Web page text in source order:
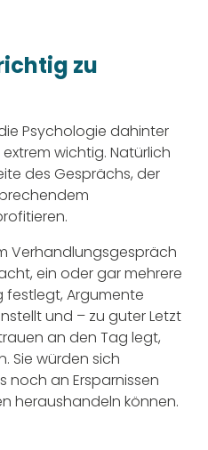
zu
Psychologie dahinter
wichtig. Natürlich
des Gesprächs, der
Verhandlungsgespräch
ein oder gar mehrere
festlegt, Argumente
und – zu guter Letzt
an den Tag legt,
Sie würden sich
noch an Ersparnissen
heraushandeln können.